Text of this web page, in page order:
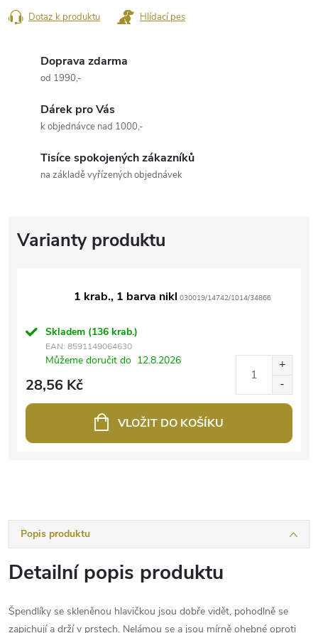
Dotaz k produktu Hlídací pes
Doprava zdarma
od 1990,-
Dárek pro Vás
k objednávce nad 1000,-
Tisíce spokojených zákazníků
na základě vyřízených objednávek
1 krab., 1 barva nikl 030019/14742/1014/34866
Skladem (136 krab.)
EAN: 8591149064630
Můžeme doručit do 12.8.2026
28,56 Kč
VLOŽIT DO KOŠÍKU
Popis produktu
Detailní popis produktu
Špendlíky se skleněnou hlavičkou jsou dobře vidět, pohodlně se
zapichují a drží v prstech. Nelámou se a jsou mírně ohebné oproti